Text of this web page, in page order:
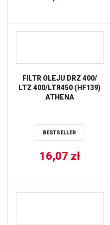
FILTR OLEJU DRZ 400/
LTZ 400/LTR450 (HF139)
ATHENA
BESTSELLER
16,07 zł